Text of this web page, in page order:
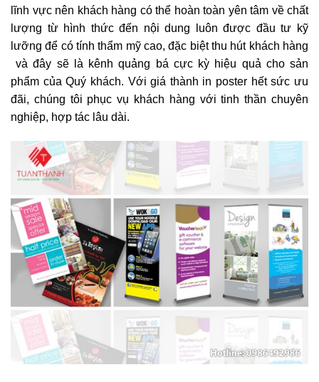
lĩnh vực nên khách hàng có thể hoàn toàn yên tâm về chất
lượng từ hình thức đến nội dung luôn được đầu tư kỹ
lưỡng để có tính thẩm mỹ cao, đặc biệt thu hút khách hàng
và đây sẽ là kênh quảng bá cực kỳ hiệu quả cho sản
phẩm của Quý khách. Với giá thành in poster hết sức ưu
đãi, chúng tôi phục vụ khách hàng với tinh thần chuyên
nghiệp, hợp tác lâu dài.